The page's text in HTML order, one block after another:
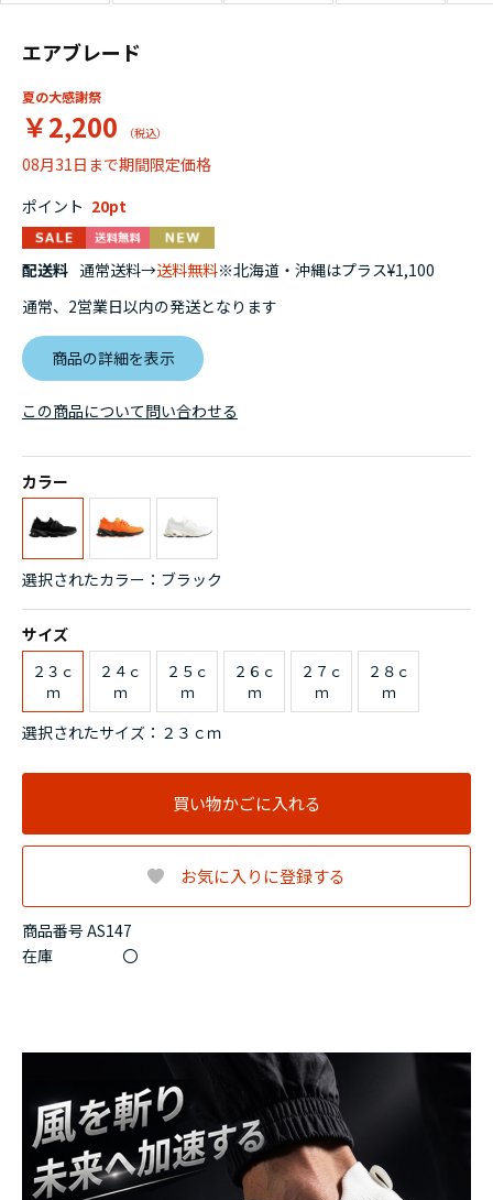
エアブレード
夏の大感謝祭
￥2,200
08月31日まで期間限定価格
商品番号 AS147
ポイント 20
在庫 〇
配送料 通常送料→送料無料※北海道・沖縄はプラス¥1,100
通常、2営業日以内の発送となります
商品の詳細を表示
カラー
選択されたカラー：ブラック
サイズ
２３ｃ
ｍ
２４ｃ
ｍ
２５ｃ
ｍ
２６ｃ
ｍ
２７ｃ
ｍ
２８ｃ
ｍ
選択されたサイズ：２３ｃｍ
買い物かごに入れる
お気に入りに登録する
この商品について問い合わせる